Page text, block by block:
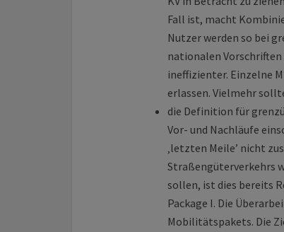
Fall ist, macht
Nutzer werden so bei
nationalen
ineffizienter. Einzelne
erlassen. Vielmehr
die Definition für
Vor- und Nachläufe
‚letzten Meile’ nicht
Straßengüterverkehrs
sollen, ist dies bereits
Package I. Die
Mobilitätspakets. Die